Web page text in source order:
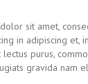
sit amet,
in adipiscing et,
lectus purus,
gravida nam